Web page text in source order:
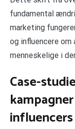
fundamental
marketing
og influencere
menneskelige i
Case-
influencers